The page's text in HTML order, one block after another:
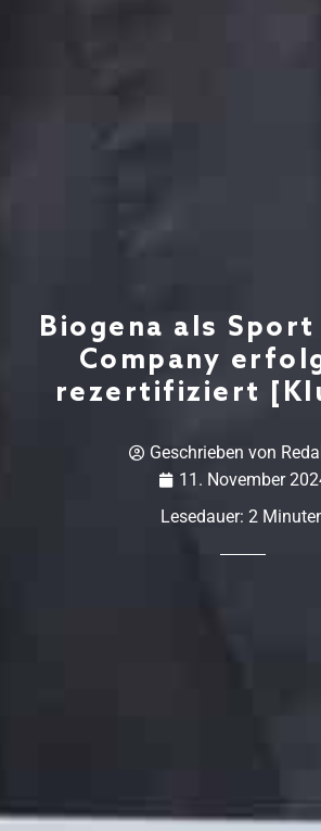
Biogena als
Company
rezertifiziert
Geschrieben von
11. November
Lesedauer: 2